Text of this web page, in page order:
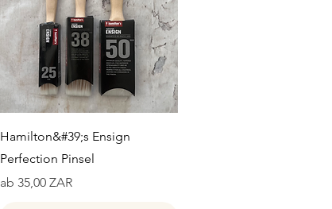
Schnellansicht
Hamilton&#39;s Ensign
Perfection Pinsel
ab 35,00 ZAR
Sale-Preis